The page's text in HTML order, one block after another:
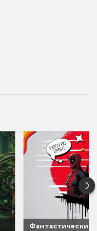
Фантастические